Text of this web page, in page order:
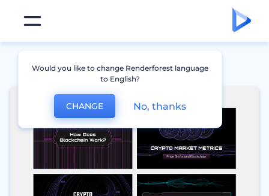
Would you like to change Renderforest language
to English?
CHANGE No, thanks